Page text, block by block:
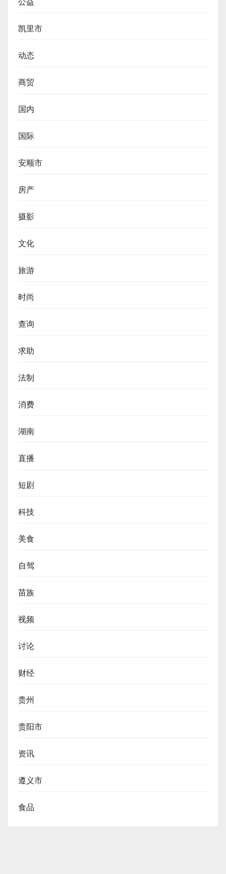
凯里市
动态
商贸
国内
国际
安顺市
房产
摄影
文化
旅游
时尚
查询
求助
法制
消费
湖南
直播
短剧
科技
美食
自驾
苗族
视频
讨论
财经
贵州
贵阳市
资讯
遵义市
食品